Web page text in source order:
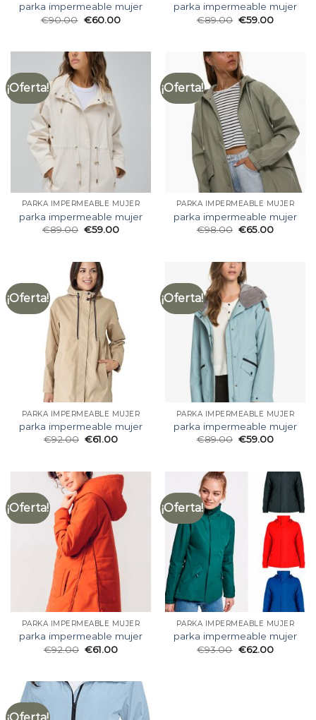
parka impermeable mujer
€90.00 €60.00
parka impermeable mujer
€89.00 €59.00
¡Oferta!
PARKA IMPERMEABLE MUJER
parka impermeable mujer
€89.00 €59.00
¡Oferta!
PARKA IMPERMEABLE MUJER
parka impermeable mujer
€98.00 €65.00
¡Oferta!
PARKA IMPERMEABLE MUJER
parka impermeable mujer
€92.00 €61.00
¡Oferta!
PARKA IMPERMEABLE MUJER
parka impermeable mujer
€89.00 €59.00
¡Oferta!
PARKA IMPERMEABLE MUJER
parka impermeable mujer
€92.00 €61.00
¡Oferta!
PARKA IMPERMEABLE MUJER
parka impermeable mujer
€93.00 €62.00